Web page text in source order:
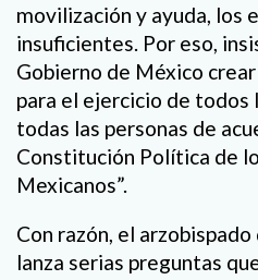
movilización y ayuda, los
insuficientes. Por eso,
Gobierno de México
para el ejercicio de todos
todas las personas de
Constitución Política de
Mexicanos”.
Con razón, el
lanza serias preguntas